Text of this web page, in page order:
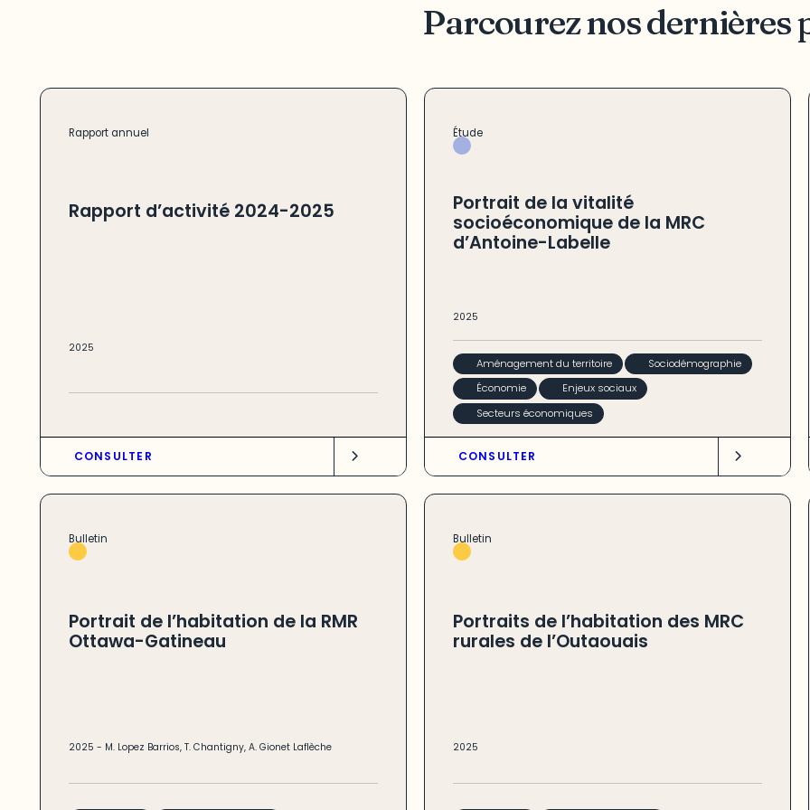
Parcourez nos dernières
Rapport annuel
Rapport d’activité 2024-2025
2025
CONSULTER
Étude
Portrait de la vitalité
socioéconomique de la MRC
d’Antoine-Labelle
2025
Aménagement du territoire
Sociodémographie
Économie
Enjeux sociaux
Secteurs économiques
CONSULTER
Bulletin
Portrait de l’habitation de la RMR
Ottawa-Gatineau
2025 - M. Lopez Barrios, T. Chantigny, A. Gionet Laflèche
Bulletin
Portraits de l’habitation des MRC
rurales de l’Outaouais
2025